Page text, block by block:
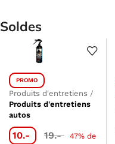
Soldes
PROMO
Produits d'entretiens /
Produits d'entretiens
autos
10.- 19.- 47% de